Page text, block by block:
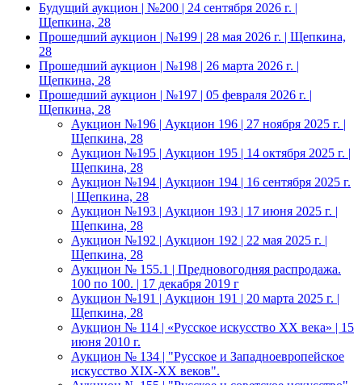
Будущий аукцион | №200 | 24 сентября 2026 г. |
Щепкина, 28
Прошедший аукцион | №199 | 28 мая 2026 г. | Щепкина,
28
Прошедший аукцион | №198 | 26 марта 2026 г. |
Щепкина, 28
Прошедший аукцион | №197 | 05 февраля 2026 г. |
Щепкина, 28
Аукцион №196 | Аукцион 196 | 27 ноября 2025 г. |
Щепкина, 28
Аукцион №195 | Аукцион 195 | 14 октября 2025 г. |
Щепкина, 28
Аукцион №194 | Аукцион 194 | 16 сентября 2025 г.
| Щепкина, 28
Аукцион №193 | Аукцион 193 | 17 июня 2025 г. |
Щепкина, 28
Аукцион №192 | Аукцион 192 | 22 мая 2025 г. |
Щепкина, 28
Аукцион № 155.1 | Предновогодняя распродажа.
100 по 100. | 17 декабря 2019 г
Аукцион №191 | Аукцион 191 | 20 марта 2025 г. |
Щепкина, 28
Аукцион № 114 | «Русское искусство ХХ века» | 15
июня 2010 г.
Аукцион № 134 | "Русское и Западноевропейское
искусство XIX-ХХ веков".